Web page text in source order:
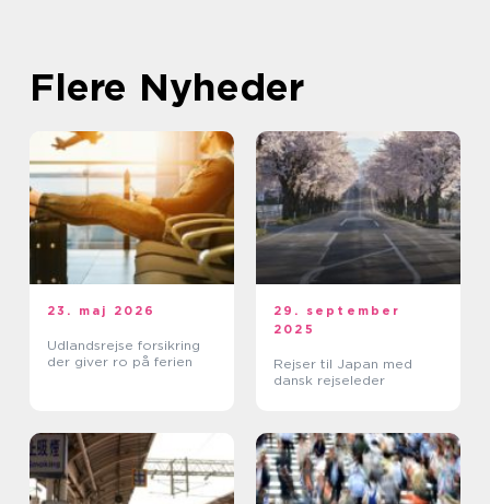
Flere Nyheder
23. maj 2026
Udlandsrejse forsikring
der giver ro på ferien
29. september
2025
Rejser til Japan med
dansk rejseleder